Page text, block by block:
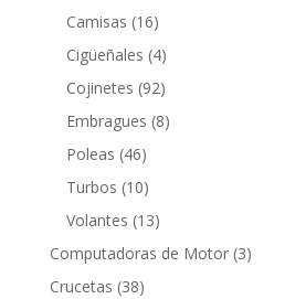
productos
Camisas 1616
productos
Cigüeñales 44
productos
Cojinetes 9292
productos
Embragues 88
Poleas 4646
productos
Turbos 1010
productos
Volantes 1313
productos
Computadoras de Motor 33
Crucetas 3838